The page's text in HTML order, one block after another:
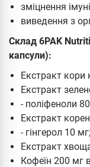
зміцнення
виведення з
Склад 6PAK
капсули):
Екстракт кори
Екстракт
- поліфеноли
Екстракт
- гінгерол 10 мг;
Екстракт
Кофеїн 200 мг